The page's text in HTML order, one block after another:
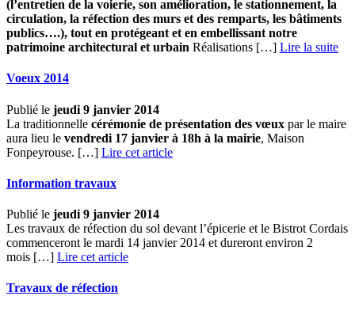
(l’entretien de la voierie, son amélioration, le stationnement, la
circulation, la réfection des murs et des remparts, les bâtiments
publics….), tout en protégeant et en embellissant notre
patrimoine architectural et urbain Réalisations […] ­ Lire la suite
Voeux 2014
Publié le jeudi 9 janvier 2014
La traditionnelle cérémonie de présentation des vœux par le maire
aura lieu le vendredi 17 janvier à 18h à la mairie, Maison
Fonpeyrouse. […] Lire cet article
Information travaux
Publié le jeudi 9 janvier 2014
Les travaux de réfection du sol devant l’épicerie et le Bistrot Cordais
commenceront le mardi 14 janvier 2014 et dureront environ 2
mois […] Lire cet article
Travaux de réfection